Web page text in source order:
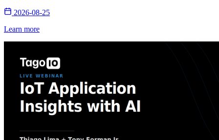
2026-08-25
Learn more